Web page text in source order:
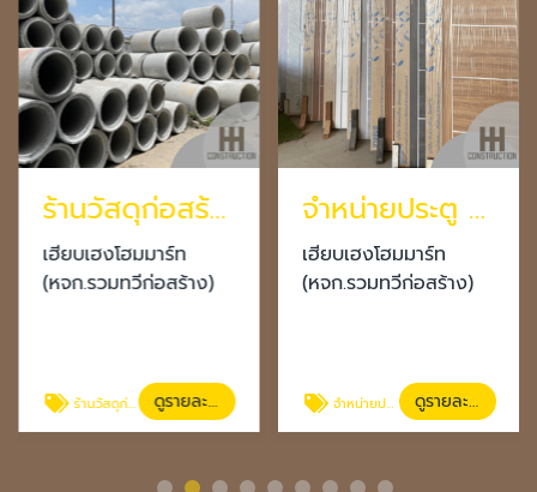
ร้านวัสดุก่อสร้างโคราช
เฮียบเฮงโฮมมาร์ท
(หจก.รวมทวีก่อสร้าง)
ร้านวัสดุก่อสร้างโคราช ดูรายละเอียด
จำหน่ายประตู หน้าต่าง โคราช
เฮียบเฮงโฮมมาร์ท
(หจก.รวมทวีก่อสร้าง)
จำหน่ายประตู หน้าต่าง โคราช ดูรายละเอียด